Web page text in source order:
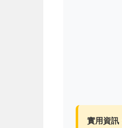
實用資訊